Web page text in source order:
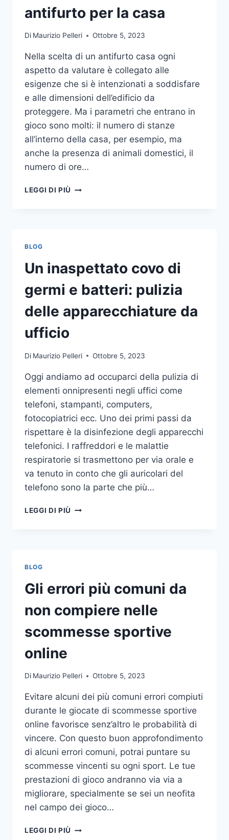
UNA
TIPOGRAFIA
ECCO
SCEGLIERE
antifurto per la casa
Di Maurizio Pelleri Ottobre 5, 2023
Nella scelta di un antifurto casa ogni
aspetto da valutare è collegato alle
esigenze che si è intenzionati a soddisfare
e alle dimensioni dell’edificio da
proteggere. Ma i parametri che entrano in
gioco sono molti: il numero di stanze
all’interno della casa, per esempio, ma
anche la presenza di animali domestici, il
numero di ore…
LEGGI DI PIÙ COME
BLOG
Un inaspettato covo di
germi e batteri: pulizia
delle apparecchiature da
ufficio
Di Maurizio Pelleri Ottobre 5, 2023
Oggi andiamo ad occuparci della pulizia di
elementi onnipresenti negli uffici come
telefoni, stampanti, computers,
fotocopiatrici ecc. Uno dei primi passi da
rispettare è la disinfezione degli apparecchi
telefonici. I raffreddori e le malattie
respiratorie si trasmettono per via orale e
va tenuto in conto che gli auricolari del
telefono sono la parte che più…
LEGGI DI PIÙ UN
PULIZIA
DELLE
APPARECCHIATURE
DA
BLOG
Gli errori più comuni da
non compiere nelle
scommesse sportive
online
Di Maurizio Pelleri Ottobre 5, 2023
Evitare alcuni dei più comuni errori compiuti
durante le giocate di scommesse sportive
online favorisce senz’altro le probabilità di
vincere. Con questo buon approfondimento
di alcuni errori comuni, potrai puntare su
scommesse vincenti su ogni sport. Le tue
prestazioni di gioco andranno via via a
migliorare, specialmente se sei un neofita
nel campo dei gioco…
LEGGI DI PIÙ GLI